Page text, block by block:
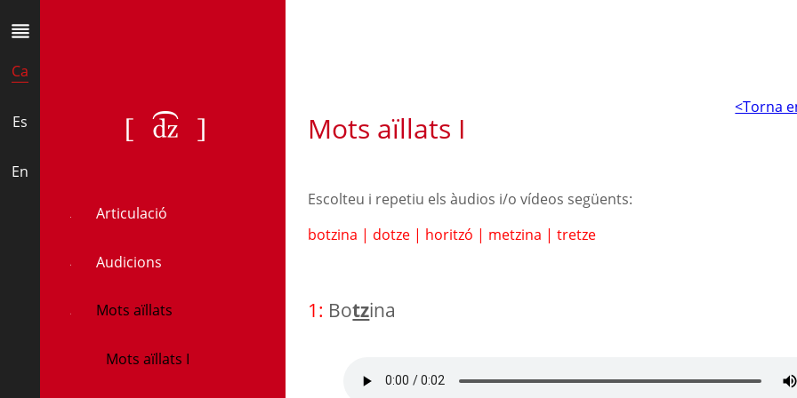
Ca
Es
En
[ʣ]
Articulació
Audicions
Mots aïllats
Mots aïllats I
Mots aïllats I
<Torna
Escolteu i repetiu els àudios i/o vídeos següents:
botzina | dotze | horitzó | metzina |tretze
1: Botzina